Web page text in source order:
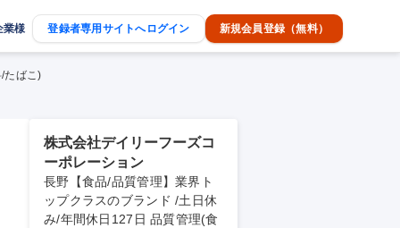
業様 登録者専用サイトへログイン 新規会員登録（無料）
たばこ)
株式会社デイリーフーズコ
ーポレーション
長野【食品/品質管理】業界ト
ップクラスのブランド /土日休
み/年間休日127日 品質管理(食